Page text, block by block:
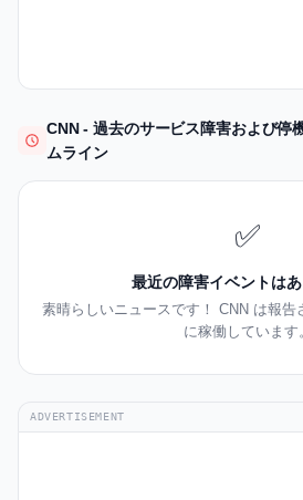
CNN - 過去のサービス障害および停
ムライン
✅
最近の障害イベントは
素晴らしいニュースです！ CNN は報告
に稼働しています。
ADVERTISEMENT